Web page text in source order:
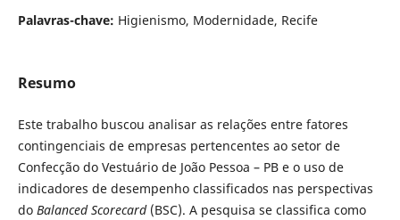
Palavras-chave: Higienismo, Modernidade, Recife
Resumo
Este trabalho buscou analisar as relações entre fatores
contingenciais de empresas pertencentes ao setor de
Confecção do Vestuário de João Pessoa – PB e o uso de
indicadores de desempenho classificados nas perspectivas
do Balanced Scorecard (BSC). A pesquisa se classifica como